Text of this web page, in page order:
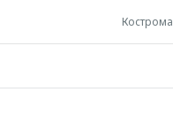
Кострома